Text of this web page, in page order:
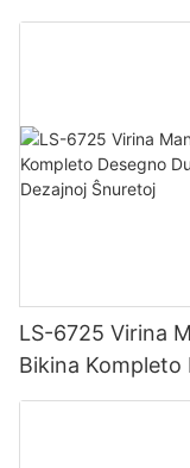
Hipstera
LS-6725 Virina
Bikina
Senjunta Ŝtofo